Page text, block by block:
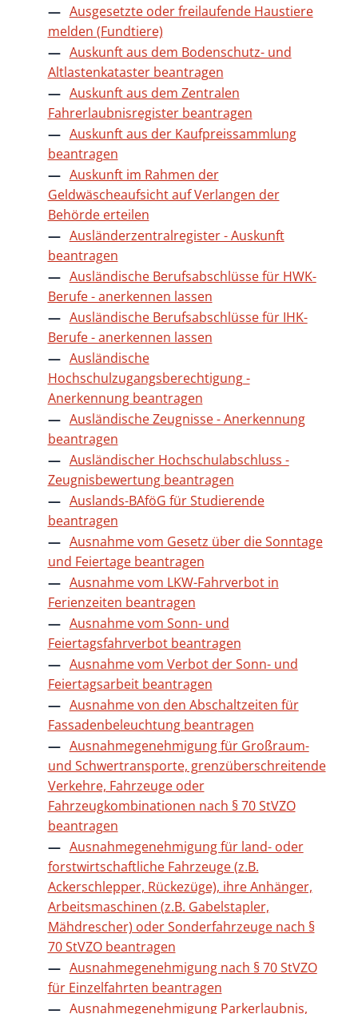
Ausgesetzte oder freilaufende Haustiere
melden (Fundtiere)
Auskunft aus dem Bodenschutz- und
Altlastenkataster beantragen
Auskunft aus dem Zentralen
Fahrerlaubnisregister beantragen
Auskunft aus der Kaufpreissammlung
beantragen
Auskunft im Rahmen der
Geldwäscheaufsicht auf Verlangen der
Behörde erteilen
Ausländerzentralregister - Auskunft
beantragen
Ausländische Berufsabschlüsse für HWK-
Berufe - anerkennen lassen
Ausländische Berufsabschlüsse für IHK-
Berufe - anerkennen lassen
Ausländische
Hochschulzugangsberechtigung -
Anerkennung beantragen
Ausländische Zeugnisse - Anerkennung
beantragen
Ausländischer Hochschulabschluss -
Zeugnisbewertung beantragen
Auslands-BAföG für Studierende
beantragen
Ausnahme vom Gesetz über die Sonntage
und Feiertage beantragen
Ausnahme vom LKW-Fahrverbot in
Ferienzeiten beantragen
Ausnahme vom Sonn- und
Feiertagsfahrverbot beantragen
Ausnahme vom Verbot der Sonn- und
Feiertagsarbeit beantragen
Ausnahme von den Abschaltzeiten für
Fassadenbeleuchtung beantragen
Ausnahmegenehmigung für Großraum-
und Schwertransporte, grenzüberschreitende
Verkehre, Fahrzeuge oder
Fahrzeugkombinationen nach § 70 StVZO
beantragen
Ausnahmegenehmigung für land- oder
forstwirtschaftliche Fahrzeuge (z.B.
Ackerschlepper, Rückezüge), ihre Anhänger,
Arbeitsmaschinen (z.B. Gabelstapler,
Mähdrescher) oder Sonderfahrzeuge nach §
70 StVZO beantragen
Ausnahmegenehmigung nach § 70 StVZO
für Einzelfahrten beantragen
Ausnahmegenehmigung Parkerlaubnis,